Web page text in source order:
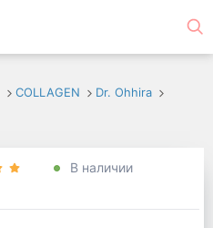
COLLAGEN
Dr. Ohhira
В наличии